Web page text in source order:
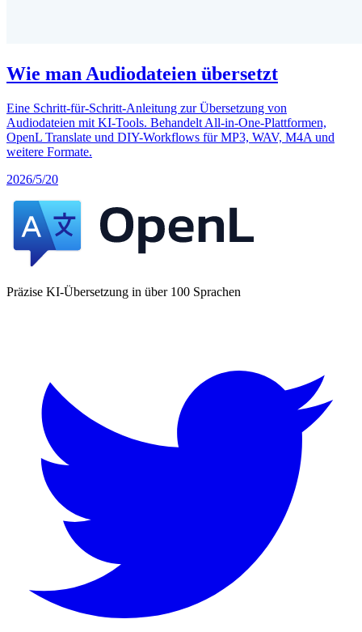
Wie man Audiodateien übersetzt
Eine Schritt-für-Schritt-Anleitung zur Übersetzung von
Audiodateien mit KI-Tools. Behandelt All-in-One-Plattformen,
OpenL Translate und DIY-Workflows für MP3, WAV, M4A und
weitere Formate.
2026/5/20
Präzise KI-Übersetzung in über 100 Sprachen